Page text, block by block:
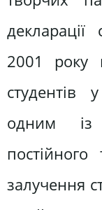
2001 року
студентів
одним
залучення